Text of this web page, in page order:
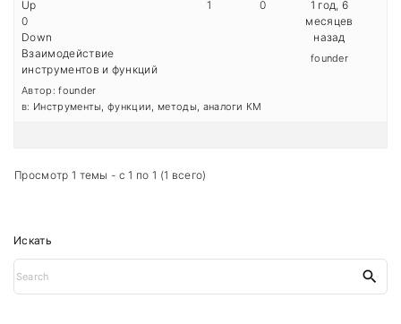
Up
0
Down
Взаимодействие
инструментов и функций
Автор:founder
в: Инструменты, функции, методы, аналоги КМ
1 0
1 год, 6
месяцев
назад
founder
Просмотр 1 темы - с 1 по 1 (1 всего)
Искать
S
a